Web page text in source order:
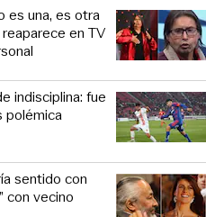
es una, es otra
en TV
indisciplina: fue
polémica
sentido con
con vecino